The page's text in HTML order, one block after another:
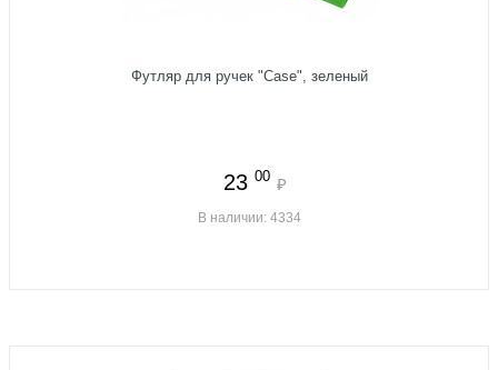
Футляр для ручек "Case", зеленый
23 00 ₽
В наличии: 4334